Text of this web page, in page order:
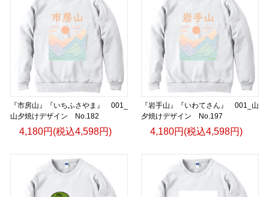
『市房山』『いちふさやま』 001_
山夕焼けデザイン No.182
4,180円(税込4,598円)
『岩手山』『いわてさん』 001_山
夕焼けデザイン No.197
4,180円(税込4,598円)